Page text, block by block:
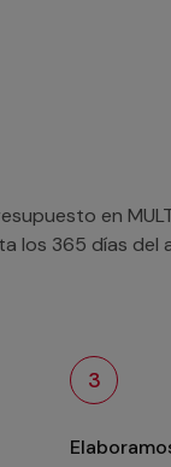
en
los 365 días del
3